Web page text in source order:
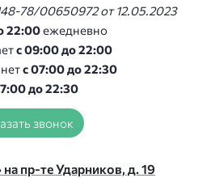
78/00650972 от 12.05.2023
22:00ежедневно
с 09:00 до 22:00
с 07:00 до 22:30
до 22:30
звонок
пр-те Ударников, д. 19